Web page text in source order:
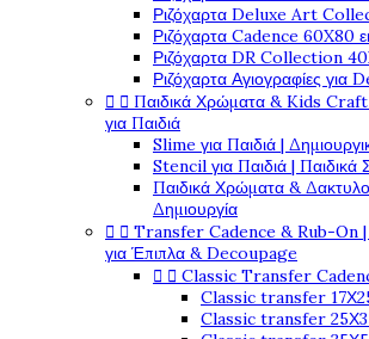
Ριζόχαρτα Deluxe Art
Ριζόχαρτα Cadence 60X80
Ριζόχαρτα DR Collection
Ριζόχαρτα Αγιογραφίες για
  Παιδικά Χρώματα & Kids Craft
για Παιδιά
Slime για Παιδιά |
Stencil για Παιδιά | Παιδικά
Παιδικά Χρώματα &
Δημιουργία
  Transfer Cadence & Rub-On |
για Έπιπλα & Decoupage
  Classic Transfer
Classic transfer
Classic transfer